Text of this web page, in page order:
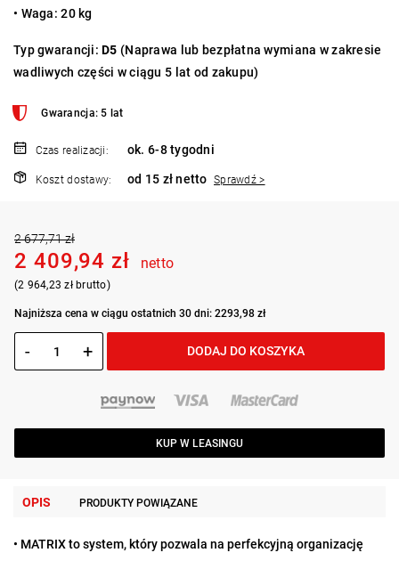
• Waga: 20 kg
Typ gwarancji:D5 (Naprawa lub bezpłatna wymiana w zakresie
wadliwych części w ciągu 5 lat od zakupu)
Gwarancja: 5 lat
Czas realizacji: ok. 6-8 tygodni
Koszt dostawy: od 15 zł netto Sprawdź >
2 677,71 zł
2 409,94 zł netto
(2 964,23 zł brutto)
Najniższa cena w ciągu ostatnich 30 dni: 2293,98 zł
- + DODAJ DO KOSZYKA
KUP W LEASINGU
OPIS PRODUKTY POWIĄZANE
• MATRIX to system, który pozwala na perfekcyjną organizację